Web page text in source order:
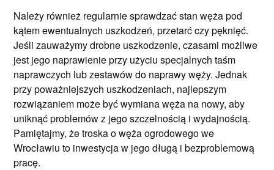
Należy również regularnie sprawdzać stan węża pod
kątem ewentualnych uszkodzeń, przetarć czy pęknięć.
Jeśli zauważymy drobne uszkodzenie, czasami możliwe
jest jego naprawienie przy użyciu specjalnych taśm
naprawczych lub zestawów do naprawy węży. Jednak
przy poważniejszych uszkodzeniach, najlepszym
rozwiązaniem może być wymiana węża na nowy, aby
uniknąć problemów z jego szczelnością i wydajnością.
Pamiętajmy, że troska o węża ogrodowego we
Wrocławiu to inwestycja w jego długą i bezproblemową
pracę.